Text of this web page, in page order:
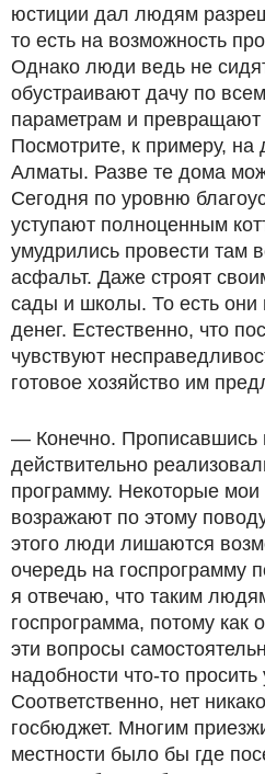
юстиции дал людям
то есть на возможность
Однако люди ведь не
обустраивают дачу по
параметрам и
Посмотрите, к примеру,
Алматы. Разве те дома
Сегодня по уровню
уступают полноценным
умудрились провести там
асфальт. Даже строят
сады и школы. То есть они
денег. Естественно, что
чувствуют
готовое хозяйство им
— Конечно. Прописавшись
действительно
программу. Некоторые
возражают по этому
этого люди лишаются
очередь на госпрограмму
я отвечаю, что таким
госпрограмма, потому как
эти вопросы
надобности что-то просить
Соответственно, нет
госбюджет. Многим
местности было бы где